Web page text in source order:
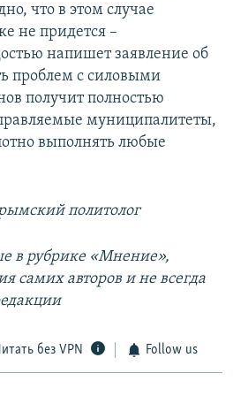
что в этом случае
не придется –
напишет заявление об
проблем с силовыми
получит полностью
муниципалитеты,
выполнять любые
политолог
в рубрике «Мнение»,
самих авторов и не всегда
без VPN Follow us